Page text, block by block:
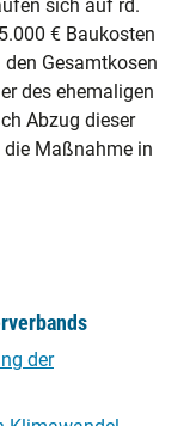
sich auf rd.
€ Baukosten
Gesamtkosen
des ehemaligen
Abzug dieser
Maßnahme in
der